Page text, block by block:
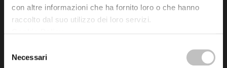
con altre informazioni che ha fornito loro o che hanno
raccolto dal suo utilizzo dei loro servizi.
delNecessari
tel. 059.421211